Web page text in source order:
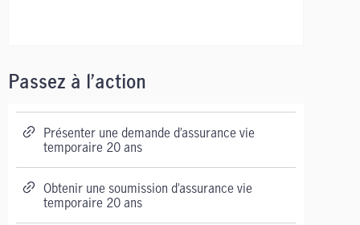
Passez à l’action
Présenter une demande d’assurance vie
temporaire 20 ans
Obtenir une soumission d’assurance vie
temporaire 20 ans